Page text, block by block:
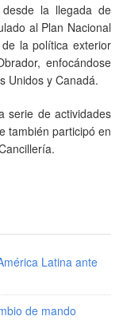
la llegada de
al Plan Nacional
la política exterior
enfocándose
Unidos y Canadá.
serie de actividades
también participó en
Latina ante
de mando